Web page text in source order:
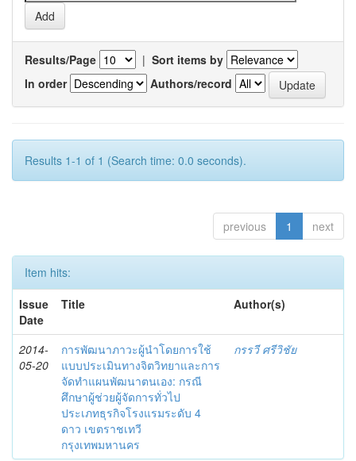
Results/Page | Sort items by
In order
Authors/record
Results 1-1 of 1 (Search time: 0.0 seconds).
previous 1 next
Item hits:
Issue
Date
Title Author(s)
2014-
05-20
การพัฒนาภาวะผู้นำโดยการใช้
แบบประเมินทางจิตวิทยาและการ
จัดทำแผนพัฒนาตนเอง: กรณี
ศึกษาผู้ช่วยผู้จัดการทั่วไป
ประเภทธุรกิจโรงแรมระดับ 4
ดาว เขตราชเทวี
กรุงเทพมหานคร
กรรวี ศรีวิชัย